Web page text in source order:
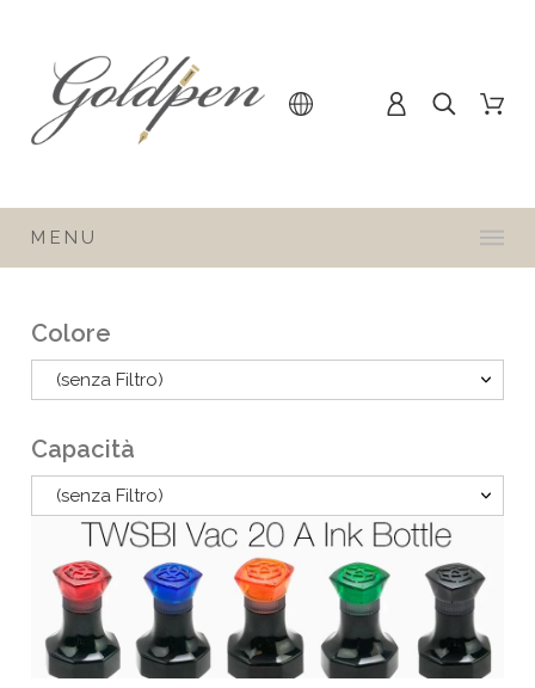
MENU
Colore
(senza Filtro)
Capacità
(senza Filtro)